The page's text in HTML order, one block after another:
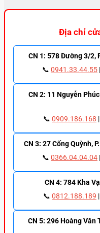
Địa chỉ
CN 1: 578 Đường 3/2,
📞 0941.33.44.55
CN 2: 11 Nguyễn
📞 0909.186.168
CN 3: 27 Cống Quỳnh,
📞 0366.04.04.04
CN 4: 784 Kha
📞 0812.188.189
CN 5: 296 Hoàng Văn